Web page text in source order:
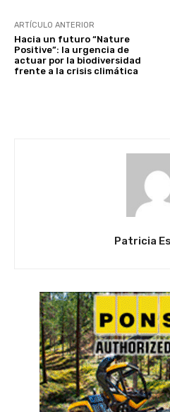
ARTÍCULO ANTERIOR
Hacia un futuro “Nature
Positive”: la urgencia de
actuar por la biodiversidad
frente a la crisis climática
Patricia